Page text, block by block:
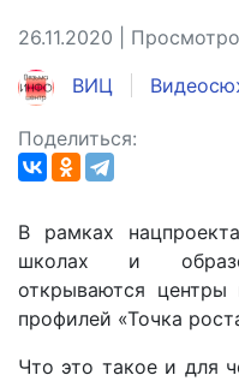
26.11.2020 |
ВИЦ
Поделиться:
В рамках
школах и
открываются центры
профилей «Точка
Что это такое и для